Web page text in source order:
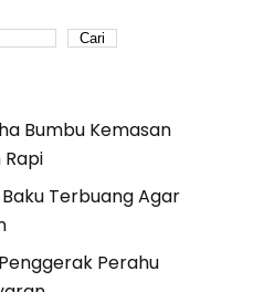
Cari
Bumbu Kemasan
Terbuang Agar
Perahu